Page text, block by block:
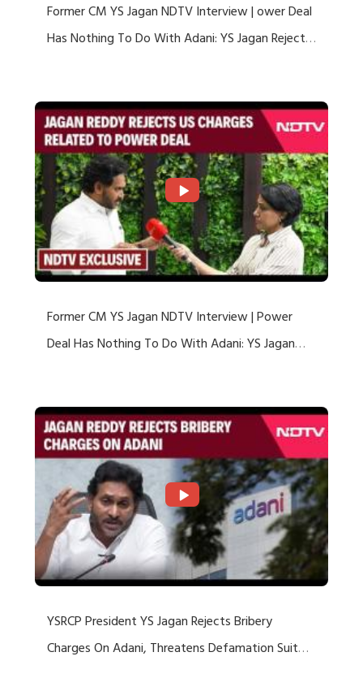
Former CM YS Jagan NDTV Interview | ower Deal
Has Nothing To Do With Adani: YS Jagan Rejects
Former CM YS Jagan NDTV Interview | Power
Deal Has Nothing To Do With Adani: YS Jagan
YSRCP President YS Jagan Rejects Bribery
Charges On Adani, Threatens Defamation Suit